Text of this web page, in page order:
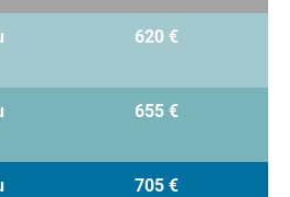
620 €
655 €
705 €